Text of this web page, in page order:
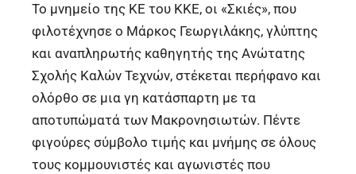
Το μνημείο της ΚΕ του ΚΚΕ, οι «Σκιές», που
φιλοτέχνησε ο Μάρκος Γεωργιλάκης, γλύπτης
και αναπληρωτής καθηγητής της Ανώτατης
Σχολής Καλών Τεχνών, στέκεται περήφανο και
ολόρθο σε μια γη κατάσπαρτη με τα
αποτυπώματά των Μακρονησιωτών. Πέντε
φιγούρες σύμβολο τιμής και μνήμης σε όλους
τους κομμουνιστές και αγωνιστές που